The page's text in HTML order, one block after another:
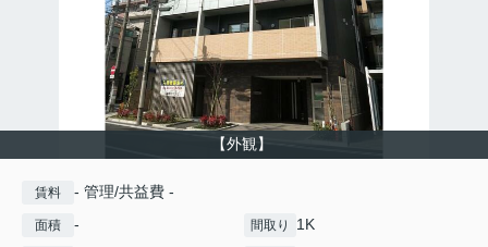
【外観】
賃料 - 管理/共益費 -
面積 - 間取り 1K